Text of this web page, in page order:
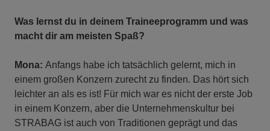
Was lernst du in deinem Traineeprogramm und was
macht dir am meisten Spaß?
Mona: Anfangs habe ich tatsächlich gelernt, mich in
einem großen Konzern zurecht zu finden. Das hört sich
leichter an als es ist! Für mich war es nicht der erste Job
in einem Konzern, aber die Unternehmenskultur bei
STRABAG ist auch von Traditionen geprägt und das